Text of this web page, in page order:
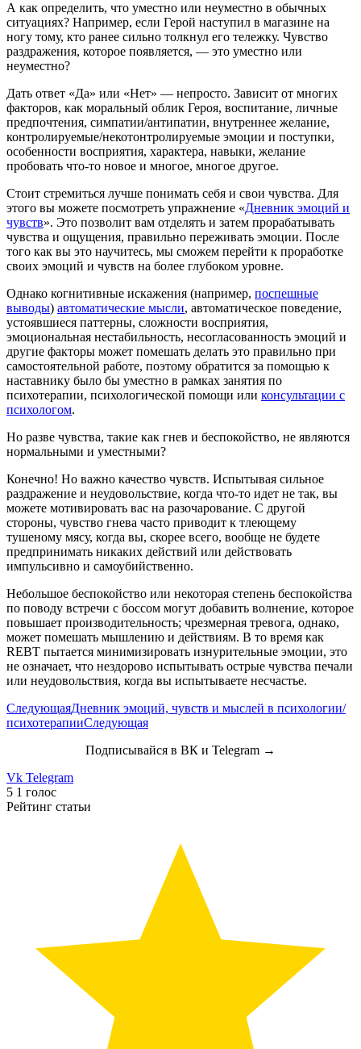
А как определить, что уместно или неуместно в обычных
ситуациях? Например, если Герой наступил в магазине на
ногу тому, кто ранее сильно толкнул его тележку. Чувство
раздражения, которое появляется, — это уместно или
неуместно?
Дать ответ «Да» или «Нет» — непросто. Зависит от многих
факторов, как моральный облик Героя, воспитание, личные
предпочтения, симпатии/антипатии, внутреннее желание,
контролируемые/некотонтролируемые эмоции и поступки,
особенности восприятия, характера, навыки, желание
пробовать что-то новое и многое, многое другое.
Стоит стремиться лучше понимать себя и свои чувства. Для
этого вы можете посмотреть упражнение «Дневник эмоций и
чувств». Это позволит вам отделять и затем прорабатывать
чувства и ощущения, правильно переживать эмоции. После
того как вы это научитесь, мы сможем перейти к проработке
своих эмоций и чувств на более глубоком уровне.
Однако когнитивные искажения (например, поспешные
выводы) автоматические мысли, автоматическое поведение,
устоявшиеся паттерны, сложности восприятия,
эмоциональная нестабильность, несогласованность эмоций и
другие факторы может помешать делать это правильно при
самостоятельной работе, поэтому обратится за помощью к
наставнику было бы уместно в рамках занятия по
психотерапии, психологической помощи или консультации с
психологом.
Но разве чувства, такие как гнев и беспокойство, не являются
нормальными и уместными?
Конечно! Но важно качество чувств. Испытывая сильное
раздражение и неудовольствие, когда что-то идет не так, вы
можете мотивировать вас на разочарование. С другой
стороны, чувство гнева часто приводит к тлеющему
тушеному мясу, когда вы, скорее всего, вообще не будете
предпринимать никаких действий или действовать
импульсивно и самоубийственно.
Небольшое беспокойство или некоторая степень беспокойства
по поводу встречи с боссом могут добавить волнение, которое
повышает производительность; чрезмерная тревога, однако,
может помешать мышлению и действиям. В то время как
REBT пытается минимизировать изнурительные эмоции, это
не означает, что нездорово испытывать острые чувства печали
или неудовольствия, когда вы испытываете несчастье.
СледующаяДневник эмоций, чувств и мыслей в психологии/
психотерапииСледующая
Подписывайся в ВК и Telegram →
Vk Telegram
5 1 голос
Рейтинг статьи